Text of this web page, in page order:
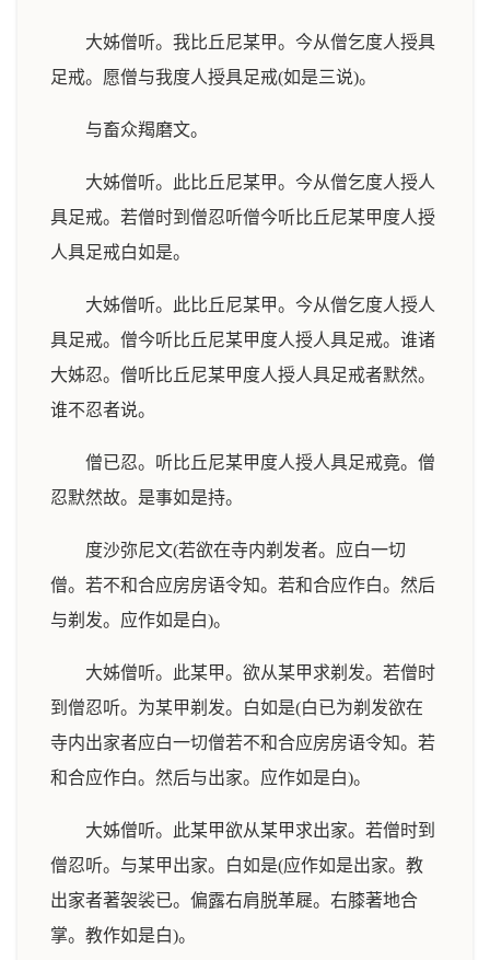
大姊僧听。我比丘尼某甲。今从僧乞度人授具
足戒。愿僧与我度人授具足戒(如是三说)。
与畜众羯磨文。
大姊僧听。此比丘尼某甲。今从僧乞度人授人
具足戒。若僧时到僧忍听僧今听比丘尼某甲度人授
人具足戒白如是。
大姊僧听。此比丘尼某甲。今从僧乞度人授人
具足戒。僧今听比丘尼某甲度人授人具足戒。谁诸
大姊忍。僧听比丘尼某甲度人授人具足戒者默然。
谁不忍者说。
僧已忍。听比丘尼某甲度人授人具足戒竟。僧
忍默然故。是事如是持。
度沙弥尼文(若欲在寺内剃发者。应白一切
僧。若不和合应房房语令知。若和合应作白。然后
与剃发。应作如是白)。
大姊僧听。此某甲。欲从某甲求剃发。若僧时
到僧忍听。为某甲剃发。白如是(白已为剃发欲在
寺内出家者应白一切僧若不和合应房房语令知。若
和合应作白。然后与出家。应作如是白)。
大姊僧听。此某甲欲从某甲求出家。若僧时到
僧忍听。与某甲出家。白如是(应作如是出家。教
出家者著袈裟已。偏露右肩脱革屣。右膝著地合
掌。教作如是白)。